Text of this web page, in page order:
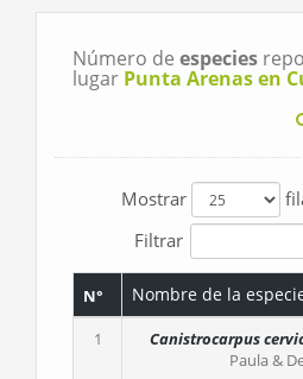
Número de especies
lugar Punta Arenas en
Mostrar
Filtrar
N° Nombre de la
1 Canistrocarpus
Paula &